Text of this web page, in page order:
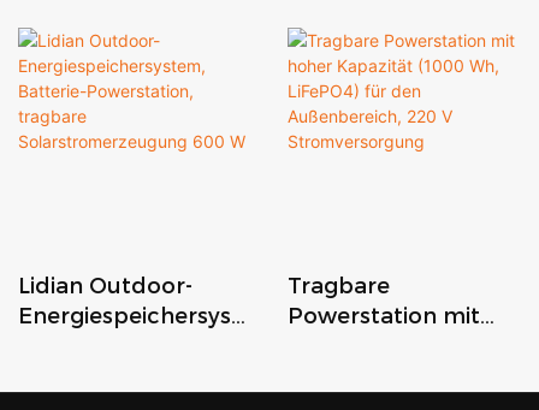
Lidian Outdoor-
Energiespeichersyst
Tragbare
Powerstation mit